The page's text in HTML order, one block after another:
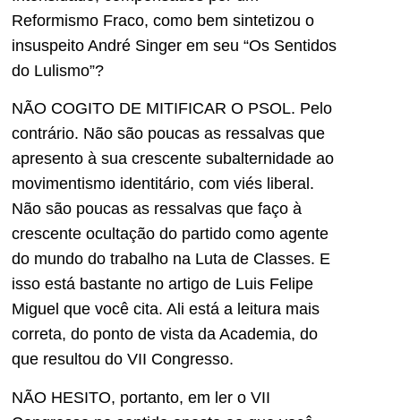
Reformismo Fraco, como bem sintetizou o
insuspeito André Singer em seu “Os Sentidos
do Lulismo”?
NÃO COGITO DE MITIFICAR O PSOL. Pelo
contrário. Não são poucas as ressalvas que
apresento à sua crescente subalternidade ao
movimentismo identitário, com viés liberal.
Não são poucas as ressalvas que faço à
crescente ocultação do partido como agente
do mundo do trabalho na Luta de Classes. E
isso está bastante no artigo de Luis Felipe
Miguel que você cita. Ali está a leitura mais
correta, do ponto de vista da Academia, do
que resultou do VII Congresso.
NÃO HESITO, portanto, em ler o VII